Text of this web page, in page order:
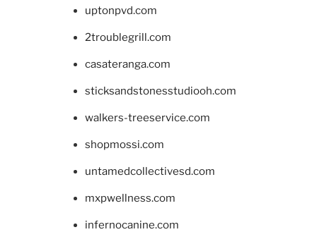
uptonpvd.com
2troublegrill.com
casateranga.com
sticksandstonesstudiooh.com
walkers-treeservice.com
shopmossi.com
untamedcollectivesd.com
mxpwellness.com
infernocanine.com